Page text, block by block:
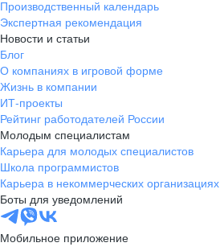
Производственный календарь
Экспертная рекомендация
Новости и статьи
Блог
О компаниях в игровой форме
Жизнь в компании
ИТ-проекты
Рейтинг работодателей России
Молодым специалистам
Карьера для молодых специалистов
Школа программистов
Карьера в некоммерческих организациях
Боты для уведомлений
Мобильное приложение